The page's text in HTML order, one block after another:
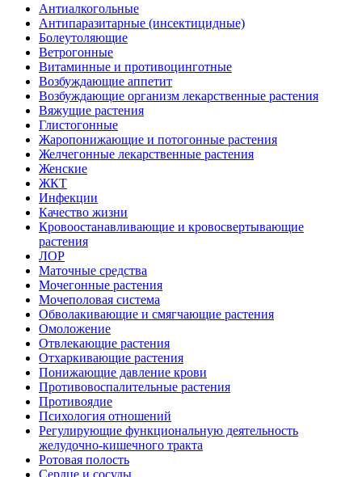
Антиалкогольные
Антипаразитарные (инсектицидные)
Болеутоляющие
Ветрогонные
Витаминные и противоцинготные
Возбуждающие аппетит
Возбуждающие организм лекарственные растения
Вяжущие растения
Глистогонные
Жаропонижающие и потогонные растения
Желчегонные лекарственные растения
Женские
ЖКТ
Инфекции
Качество жизни
Кровоостанавливающие и кровосвертывающие
растения
ЛОР
Маточные средства
Мочегонные растения
Мочеполовая система
Обволакивающие и смягчающие растения
Омоложение
Отвлекающие растения
Отхаркивающие растения
Понижающие давление крови
Противовоспалительные растения
Противоядие
Психология отношений
Регулирующие функциональную деятельность
желудочно-кишечного тракта
Ротовая полость
Сердце и сосуды